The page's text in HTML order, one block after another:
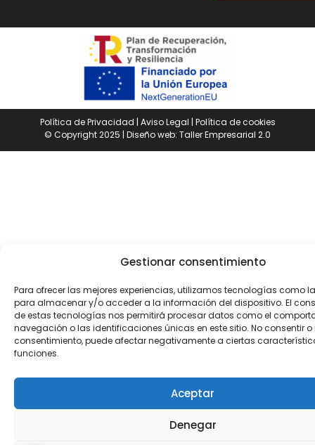
Gestionar consentimiento
Para ofrecer las mejores experiencias, utilizamos tecnologías como
para almacenar y/o acceder a la información del dispositivo. El
de estas tecnologías nos permitirá procesar datos como el
navegación o las identificaciones únicas en este sitio. No consentir o
consentimiento, puede afectar negativamente a ciertas
funciones.
Aceptar
Denegar
Política de Privacidad | Aviso Legal | Política de cookies
© Copyright 2025 | Diseño web: Taller Empresarial 2.0